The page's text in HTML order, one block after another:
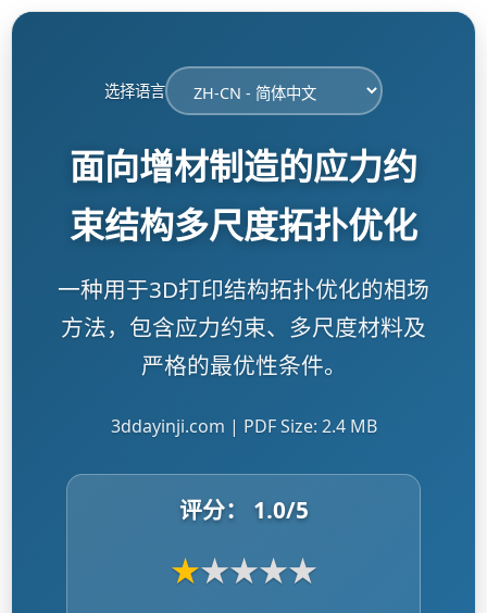
选择语言
面向增材制造的应力约
束结构多尺度拓扑优化
一种用于3D打印结构拓扑优化的相场
方法，包含应力约束、多尺度材料及
严格的最优性条件。
3ddayinji.com | PDF Size: 2.4 MB
评分： 1.0/5
★★★★★